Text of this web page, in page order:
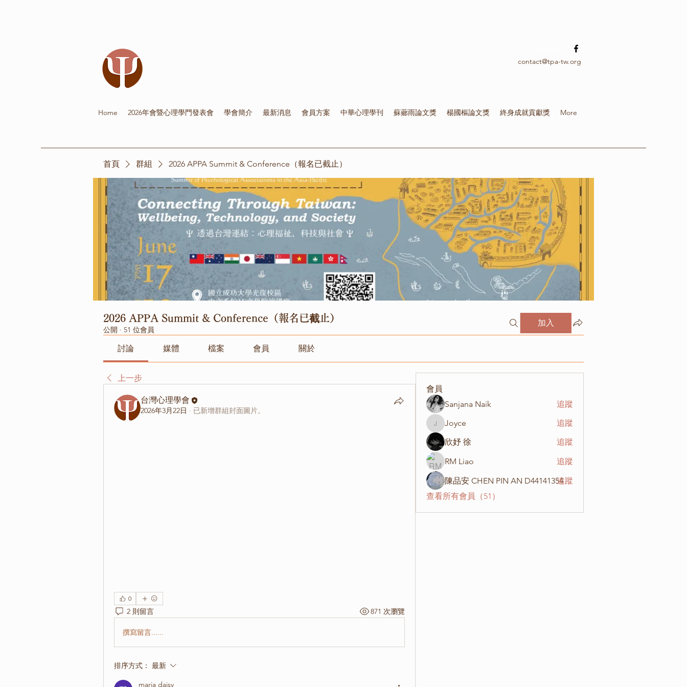
contact@tpa-tw.org
Home 2026年會暨心理學門發表會 學會簡介 最新消息 會員方案 中華心理學刊 蘇薌雨論文獎 楊國樞論文獎 終身成就貢獻獎 More
首頁 群組 2026 APPA Summit & Conference（報名已截止）
2026 APPA Summit & Conference（報名已截止）
公開 · 51 位會員
加入
討論 媒體 檔案 會員 關於
上一步
台灣心理學會
2026年3月22日 · 已新增群組封面圖片。
0
2 則留言 871 次瀏覽
撰寫留言......
排序方式： 最新
maria daisy
會員
Sanjana Naik 追蹤
Joyce
Joyce
追蹤
欣妤 徐
追蹤
RM Liao
追蹤
陳品安 CHEN PIN AN D44141354追蹤
查看所有會員（51）